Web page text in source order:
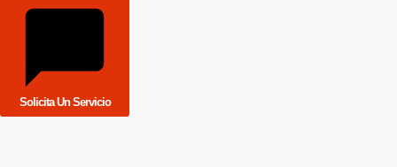
Solicita Un Servicio